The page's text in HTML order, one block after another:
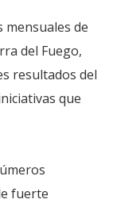
de
del Fuego,
resultados del
que
fuerte